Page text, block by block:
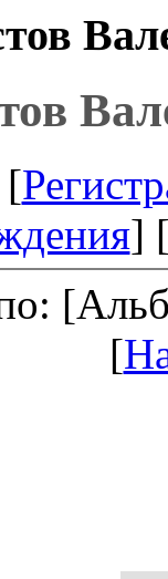
[
]
[